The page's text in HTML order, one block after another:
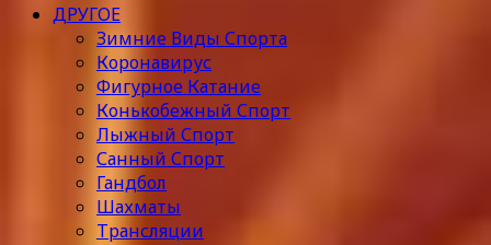
ДРУГОЕ
Зимние Виды Спорта
Коронавирус
Фигурное Катание
Конькобежный Спорт
Лыжный Спорт
Санный Спорт
Гандбол
Шахматы
Трансляции